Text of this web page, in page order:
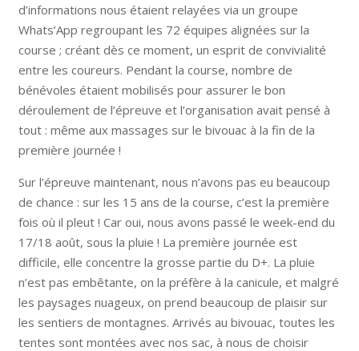
d’informations nous étaient relayées via un groupe
Whats’App regroupant les 72 équipes alignées sur la
course ; créant dès ce moment, un esprit de convivialité
entre les coureurs. Pendant la course, nombre de
bénévoles étaient mobilisés pour assurer le bon
déroulement de l’épreuve et l’organisation avait pensé à
tout : même aux massages sur le bivouac à la fin de la
première journée !
Sur l’épreuve maintenant, nous n’avons pas eu beaucoup
de chance : sur les 15 ans de la course, c’est la première
fois où il pleut ! Car oui, nous avons passé le week-end du
17/18 août, sous la pluie ! La première journée est
difficile, elle concentre la grosse partie du D+. La pluie
n’est pas embêtante, on la préfère à la canicule, et malgré
les paysages nuageux, on prend beaucoup de plaisir sur
les sentiers de montagnes. Arrivés au bivouac, toutes les
tentes sont montées avec nos sac, à nous de choisir